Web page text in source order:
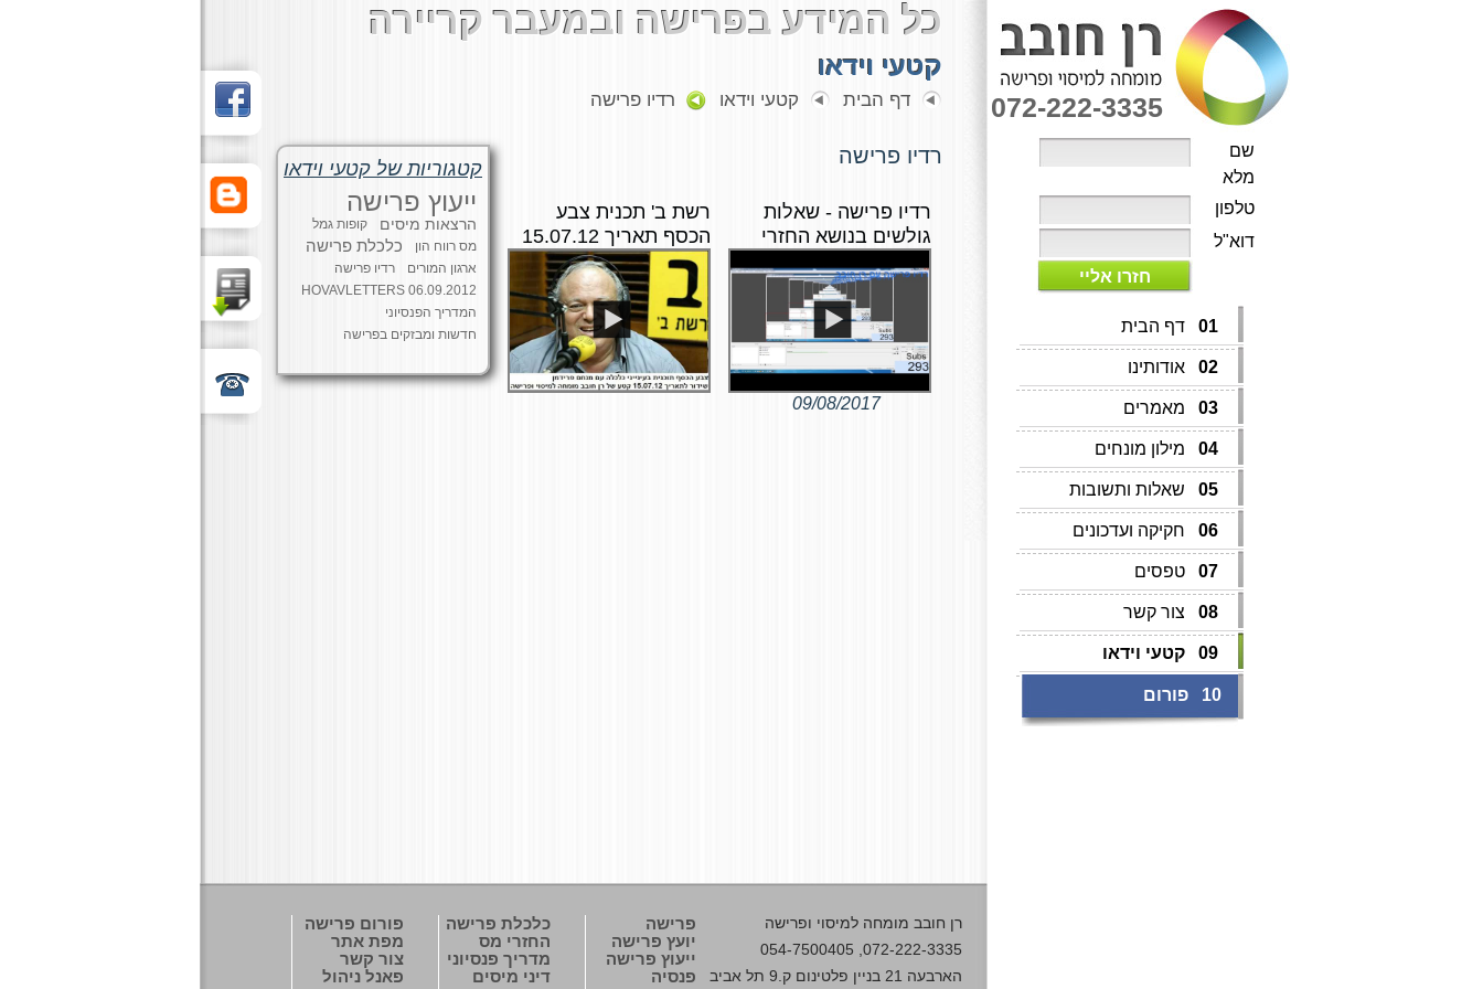
072-222-3335
שם
מלא
טלפון
דוא"ל
חזרו אליי
01 דף הבית
02 אודותינו
03 מאמרים
04 מילון מונחים
05 שאלות ותשובות
06 חקיקה ועדכונים
07 טפסים
08 צור קשר
09 קטעי וידאו
10 פורום
כל המידע בפרישה ובמעבר קריירה
קטעי וידאו
דף הבית קטעי וידאו רדיו פרישה
רדיו פרישה
רדיו פרישה - שאלות
גולשים בנושא החזרי
09/08/2017
רשת ב' תכנית צבע
הכסף תאריך 15.07.12
קטגוריות של קטעי וידאו
ייעוץ פרישה
הרצאות מיסים
קופות גמל
מס רווח הון
כלכלת פרישה
ארגון המורים
רדיו פרישה
HOVAVLETTERS 06.09.2012
המדריך הפנסיוני
חדשות ומבזקים בפרישה
רן חובב מומחה למיסוי ופרישה
072-222-3335, 054-7500405
הארבעה 21 בניין פלטינום ק.9 תל אביב
פרישה
יועץ פרישה
ייעוץ פרישה
פנסיה
כלכלת פרישה
החזרי מס
מדריך פנסיוני
דיני מיסים
פורום פרישה
מפת אתר
צור קשר
פאנל ניהול